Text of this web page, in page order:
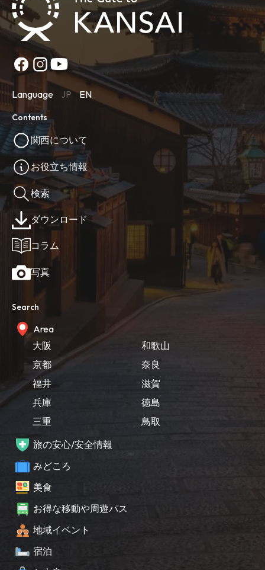
Language JP EN
Contents
関西について
お役立ち情報
検索
ダウンロード
コラム
写真
Search
Area
大阪
京都
福井
兵庫
三重
和歌山
奈良
滋賀
徳島
鳥取
旅の安心/安全情報
みどころ
美食
お得な移動や周遊パス
地域イベント
宿泊